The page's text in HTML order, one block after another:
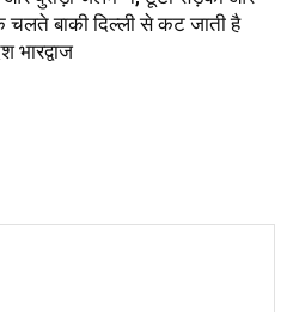
बाकी दिल्ली से कट जाती है
भारद्वाज